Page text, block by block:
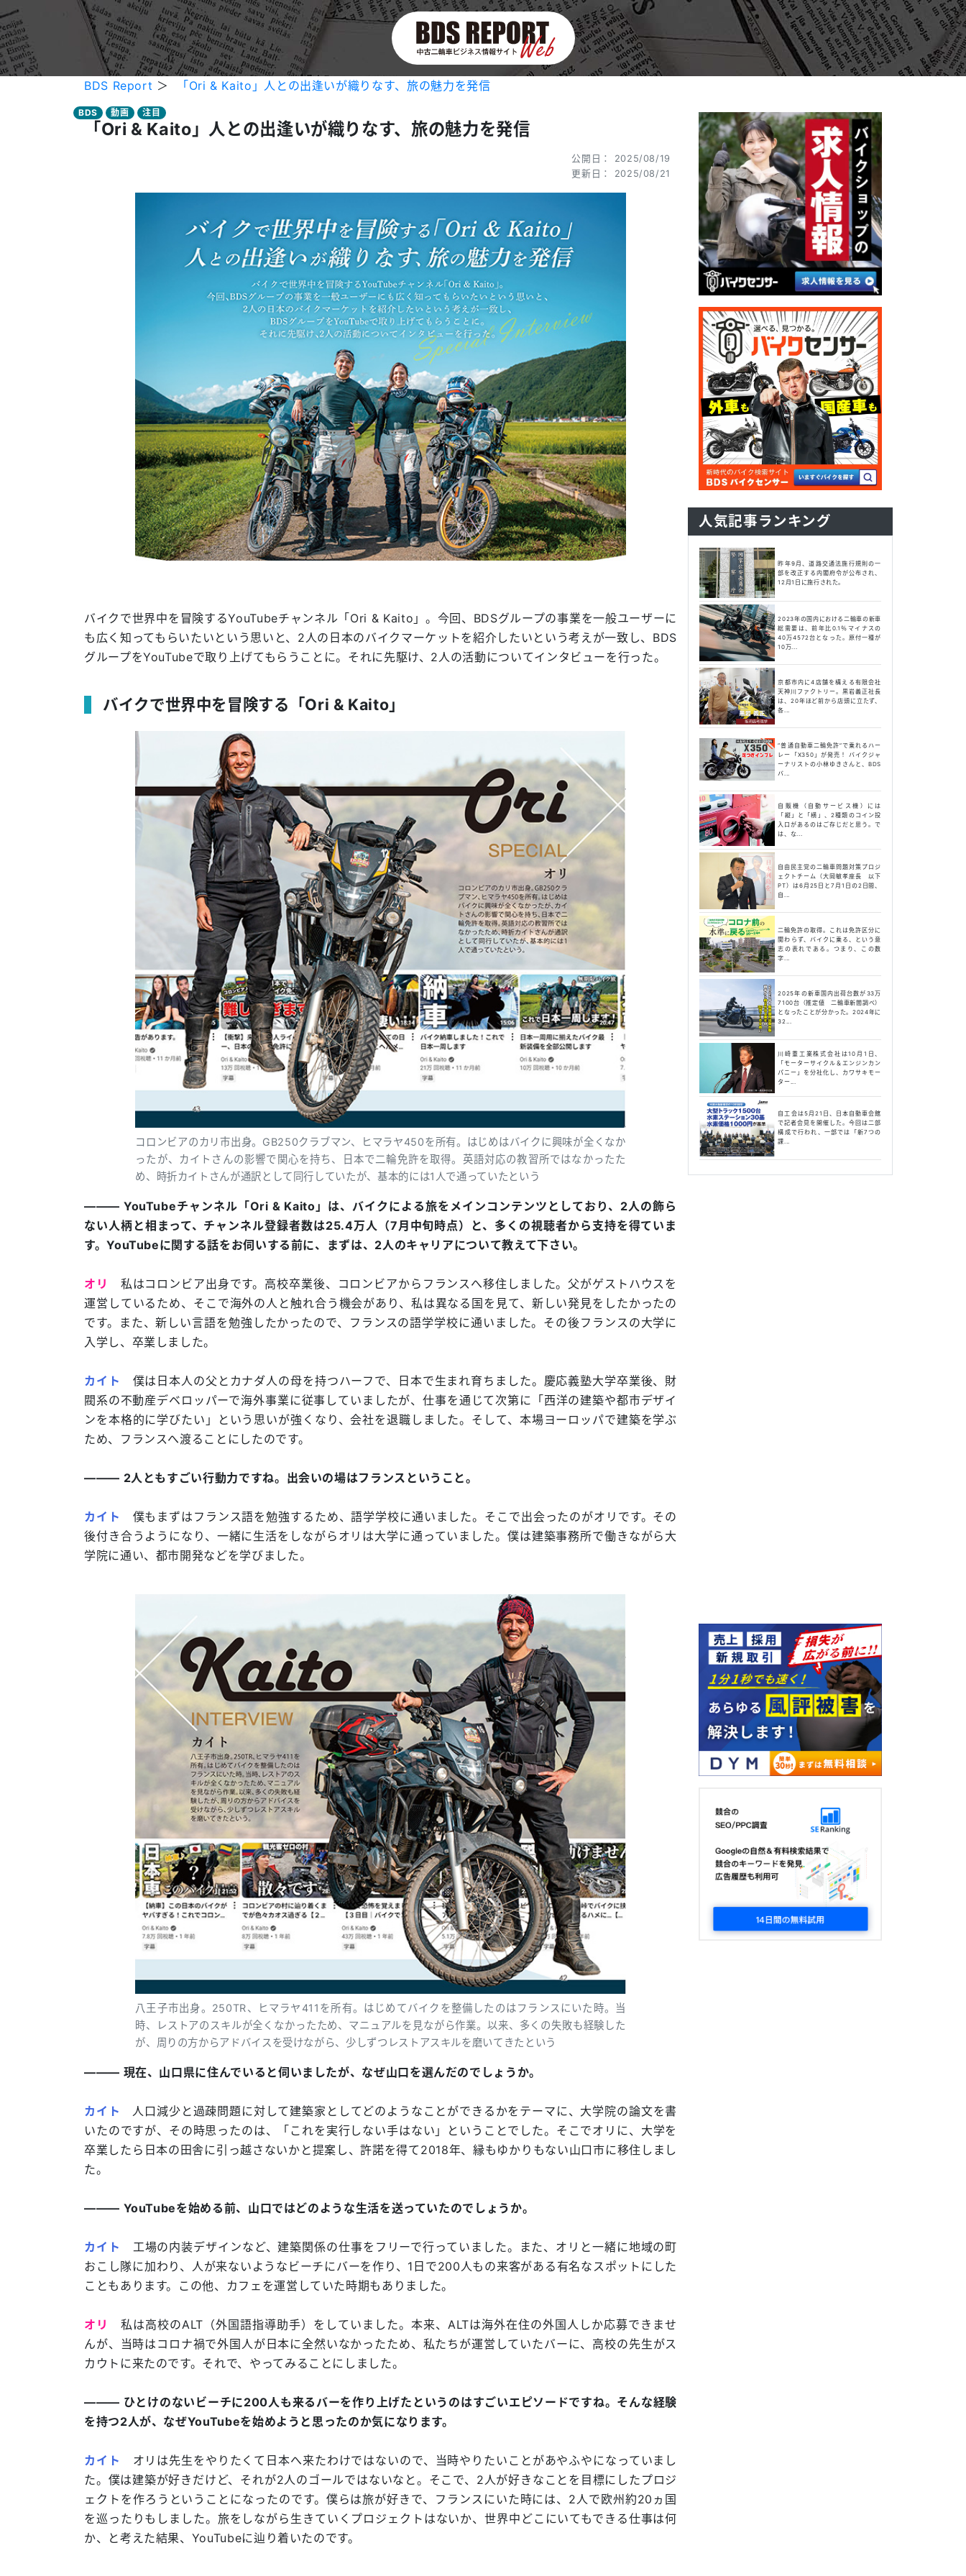
BDS Report ＞ 「Ori & Kaito」人との出逢いが織りなす、旅の魅力を発信
BDS 動画 注目
「Ori & Kaito」人との出逢いが織りなす、旅の魅力を発信
公開日： 2025/08/19
更新日： 2025/08/21
バイクで世界中を冒険するYouTubeチャンネル「Ori & Kaito」。今回、BDSグループの事業を一般ユーザーに
も広く知ってもらいたいという思いと、2人の日本のバイクマーケットを紹介したいという考えが一致し、BDS
グループをYouTubeで取り上げてもらうことに。それに先駆け、2人の活動についてインタビューを行った。
バイクで世界中を冒険する「Ori & Kaito」
コロンビアのカリ市出身。GB250クラブマン、ヒマラヤ450を所有。はじめはバイクに興味が全くなか
ったが、カイトさんの影響で関心を持ち、日本で二輪免許を取得。英語対応の教習所ではなかったた
め、時折カイトさんが通訳として同行していたが、基本的には1人で通っていたという
――― YouTubeチャンネル「Ori & Kaito」は、バイクによる旅をメインコンテンツとしており、2人の飾ら
ない人柄と相まって、チャンネル登録者数は25.4万人（7月中旬時点）と、多くの視聴者から支持を得ていま
す。YouTubeに関する話をお伺いする前に、まずは、2人のキャリアについて教えて下さい。
オリ
私はコロンビア出身です。高校卒業後、コロンビアからフランスへ移住しました。父がゲストハウスを
運営しているため、そこで海外の人と触れ合う機会があり、私は異なる国を見て、新しい発見をしたかったの
です。また、新しい言語を勉強したかったので、フランスの語学学校に通いました。その後フランスの大学に
入学し、卒業しました。
カイト
僕は日本人の父とカナダ人の母を持つハーフで、日本で生まれ育ちました。慶応義塾大学卒業後、財
閥系の不動産デベロッパーで海外事業に従事していましたが、仕事を通じて次第に「西洋の建築や都市デザイ
ンを本格的に学びたい」という思いが強くなり、会社を退職しました。そして、本場ヨーロッパで建築を学ぶ
ため、フランスへ渡ることにしたのです。
――― 2人ともすごい行動力ですね。出会いの場はフランスということ。
カイト
僕もまずはフランス語を勉強するため、語学学校に通いました。そこで出会ったのがオリです。その
後付き合うようになり、一緒に生活をしながらオリは大学に通っていました。僕は建築事務所で働きながら大
学院に通い、都市開発などを学びました。
八王子市出身。250TR、ヒマラヤ411を所有。はじめてバイクを整備したのはフランスにいた時。当
時、レストアのスキルが全くなかったため、マニュアルを見ながら作業。以来、多くの失敗も経験した
が、周りの方からアドバイスを受けながら、少しずつレストアスキルを磨いてきたという
――― 現在、山口県に住んでいると伺いましたが、なぜ山口を選んだのでしょうか。
カイト
人口減少と過疎問題に対して建築家としてどのようなことができるかをテーマに、大学院の論文を書
いたのですが、その時思ったのは、「これを実行しない手はない」ということでした。そこでオリに、大学を
卒業したら日本の田舎に引っ越さないかと提案し、許諾を得て2018年、縁もゆかりもない山口市に移住しまし
た。
――― YouTubeを始める前、山口ではどのような生活を送っていたのでしょうか。
カイト
工場の内装デザインなど、建築関係の仕事をフリーで行っていました。また、オリと一緒に地域の町
おこし隊に加わり、人が来ないようなビーチにバーを作り、1日で200人もの来客がある有名なスポットにした
こともあります。この他、カフェを運営していた時期もありました。
オリ
私は高校のALT（外国語指導助手）をしていました。本来、ALTは海外在住の外国人しか応募できませ
んが、当時はコロナ禍で外国人が日本に全然いなかったため、私たちが運営していたバーに、高校の先生がス
カウトに来たのです。それで、やってみることにしました。
――― ひとけのないビーチに200人も来るバーを作り上げたというのはすごいエピソードですね。そんな経験
を持つ2人が、なぜYouTubeを始めようと思ったのか気になります。
カイト
オリは先生をやりたくて日本へ来たわけではないので、当時やりたいことがあやふやになっていまし
た。僕は建築が好きだけど、それが2人のゴールではないなと。そこで、2人が好きなことを目標にしたプロジ
ェクトを作ろうということになったのです。僕らは旅が好きで、フランスにいた時には、2人で欧州約20ヵ国
を巡ったりもしました。旅をしながら生きていくプロジェクトはないか、世界中どこにいてもできる仕事は何
か、と考えた結果、YouTubeに辿り着いたのです。
人気記事ランキング
昨年9月、道路交通法施行規則の一
部を改正する内閣府令が公布され、
12月1日に施行された。
2023年の国内における二輪車の新車
総需要は、前年比0.1％マイナスの
40万4572台となった。原付一種が
10万...
京都市内に4店舗を構える有限会社
天神川ファクトリー。黒岩義正社長
は、20年ほど前から店頭に立たず、
各...
“普通自動車二輪免許”で乗れるハー
レー「X350」が発売！ バイクジャ
ーナリストの小林ゆきさんと、BDS
バ...
自販機（自動サービス機）には
「縦」と「横」、2種類のコイン投
入口があるのはご存じだと思う。で
は、な...
自由民主党の二輪車問題対策プロジ
ェクトチーム（大岡敏孝座長 以下
PT）は6月25日と7月1日の2日間、
自...
二輪免許の取得。これは免許区分に
関わらず、バイクに乗る、という意
志の表れである。つまり、この数
字...
2025年の新車国内出荷台数が33万
7100台（推定値 二輪車新聞調べ）
となったことが分かった。2024年に
32...
川崎重工業株式会社は10月1日、
「モーターサイクル＆エンジンカン
パニー」を分社化し、カワサキモー
ター...
自工会は5月21日、日本自動車会館
で記者会見を開催した。今回は二部
構成で行われ、一部では「新7つの
課...